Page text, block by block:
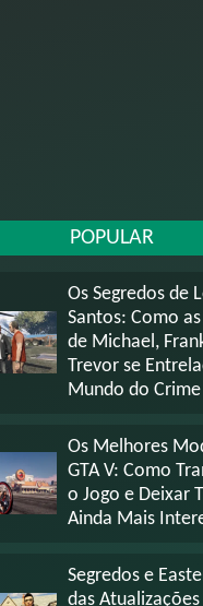
POPULAR
Os Segredos de
Santos: Como
de Michael,
Trevor se
Mundo do Crime
Os Melhores
GTA V: Como
o Jogo e Deixar
Ainda Mais
Segredos e
das Atualizações